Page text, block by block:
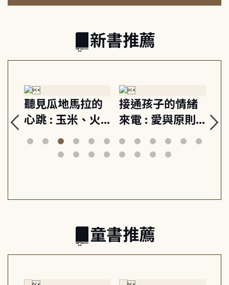
新書推薦
聽見瓜地馬拉的
心跳 : 玉米、火
山與信仰, 外交官
筆下的現代馬雅
接通孩子的情緒
來電 : 愛與原則,
建立教養的安定
節奏 22個行動練
關
童書推薦